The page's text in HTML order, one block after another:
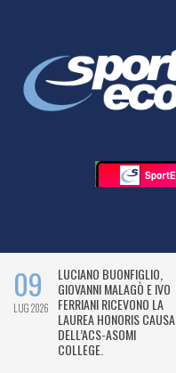
09
LUG 2026
LUCIANO BUONFIGLIO,
GIOVANNI MALAGÒ E IVO
FERRIANI RICEVONO LA
LAUREA HONORIS CAUSA
DELL’ACS-ASOMI
COLLEGE.